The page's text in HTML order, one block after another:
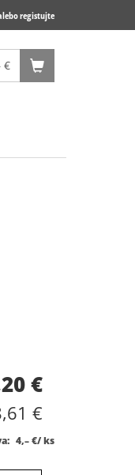
registujte
€
€
€
4,– €/ ks